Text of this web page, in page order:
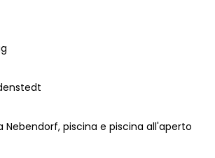
Nebendorf, piscina e piscina all'aperto